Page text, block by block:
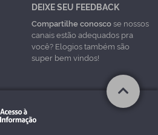
DEIXE SEU FEEDBACK
Compartilhe conoscose nossos
canais estão adequados pra
você? Elogios também são
super bem vindos!